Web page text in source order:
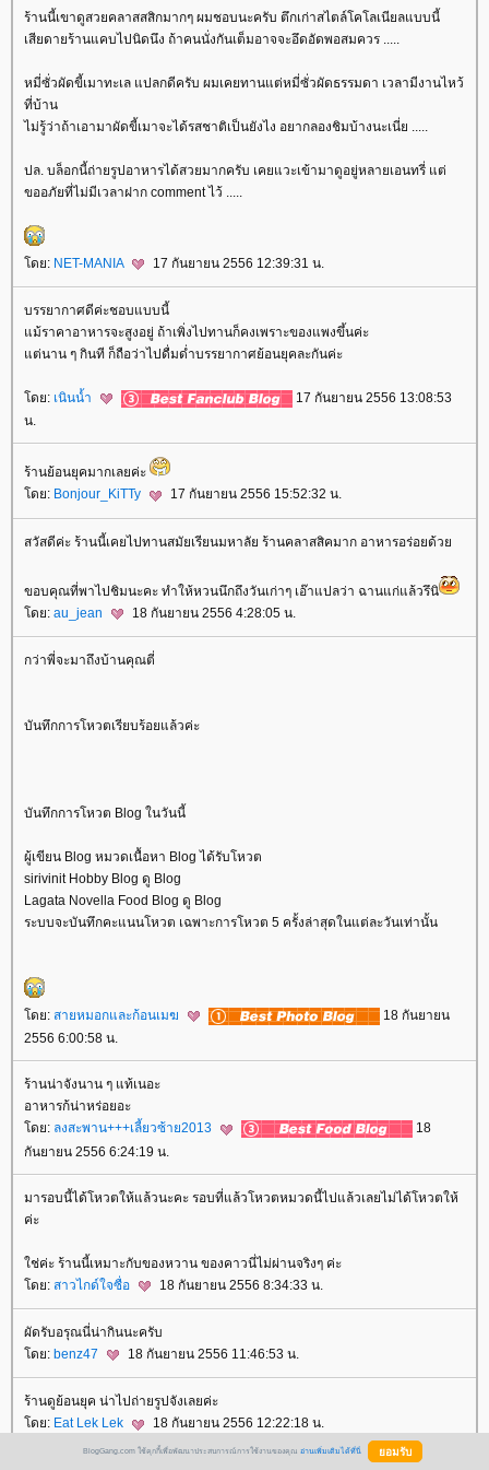
ร้านนี้เขาดูสวยคลาสสสิกมากๆ ผมชอบนะครับ ตึกเก่าสไตล์โคโลเนียลแบบนี้
เสียดายร้านแคบไปนิดนึง ถ้าคนนั่งกันเต็มอาจจะอึดอัดพอสมควร .....
หมี่ซั่วผัดขี้เมาทะเล แปลกดีครับ ผมเคยทานแต่หมี่ซั่วผัดธรรมดา เวลามีงานไหว้
ที่บ้าน
ไม่รู้ว่าถ้าเอามาผัดขี้เมาจะได้รสชาติเป็นยังไง อยากลองชิมบ้างนะเนี่ย .....
ปล. บล็อกนี้ถ่ายรูปอาหารได้สวยมากครับ เคยแวะเข้ามาดูอยู่หลายเอนทรี่ แต่
ขออภัยที่ไม่มีเวลาฝาก comment ไว้ .....
ดย: NET-MANIA 17 กันยายน 2556 12:39:31 น.
บรรยากาศดีค่ะชอบแบบนี้
ม้ราคาอาหารจะสูงอยู่ ถ้าเพิ่งไปทานก็คงเพราะของแพงขึ้นค่ะ
ต่นาน ๆ กินที ก็ถือว่าไปดื่มด่ำบรรยากาศย้อนยุคละกันค่ะ
ดย: เนินน้ำ
17 กันยายน 2556 13:08:53
น.
ร้านย้อนยุคมากเลยค่ะ
ดย: Bonjour_KiTTy 17 กันยายน 2556 15:52:32 น.
สวัสดีค่ะ ร้านนี้เคยไปทานสมัยเรียนมหาลัย ร้านคลาสสิคมาก อาหารอร่อยด้ว
ขอบคุณที่พาไปชิมนะคะ ทำให้หวนนึกถึงวันเก่าๆ เอ๊าแปลว่า ฉานแก่แล้วรึนิ
ดย: au_jean 18 กันยายน 2556 4:28:05 น.
กว่าพี่จะมาถึงบ้านคุณตี่
บันทึกการโหวตเรียบร้อยแล้วค่ะ
บันทึกการโหวต Blog ในวันนี้
ผู้เขียน Blog หมวดเนื้อหา Blog ได้รับโหวต
sirivinit Hobby Blog ดู Blog
Lagata Novella Food Blog ดู Blog
ระบบจะบันทึกคะแนนโหวต เฉพาะการโหวต 5 ครั้งล่าสุดในแต่ละวันเท่านั้น
ดย: สายหมอกและก้อนเมฆ
18 กันยายน
2556 6:00:58 น.
ร้านน่าจังนาน ๆ แท้เนอะ
อาหารก้น่าหร่อยอะ
ดย: ลงสะพาน+++เลี้ยวซ้าย2013
18
กันยายน 2556 6:24:19 น.
มารอบนี้ได้โหวตให้แล้วนะคะ รอบที่แล้วโหวตหมวดนี้ไปแล้วเลยไม่ได้โหวตให้
ค่ะ
ช่ค่ะ ร้านนี้เหมาะกับของหวาน ของคาวนี่ไม่ผ่านจริงๆ ค่ะ
ดย: สาวไกด์ใจซื่อ 18 กันยายน 2556 8:34:33 น.
ผัดรับอรุณนี่น่ากินนะครับ
ดย: benz47 18 กันยายน 2556 11:46:53 น.
ร้านดูย้อนยุค น่าไปถ่ายรูปจังเลยค่ะ
ดย: Eat Lek Lek 18 กันยายน 2556 12:22:18 น.
BlogGang.com ใช้คุกกี้เพื่อพัฒนาประสบการณ์การใช้งานของคุณ อ่านเพิ่มเติมได้ที่นี่